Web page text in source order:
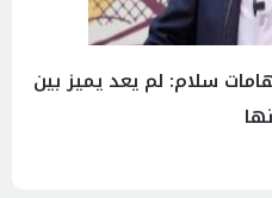
سلام: لم يعد يميز بين